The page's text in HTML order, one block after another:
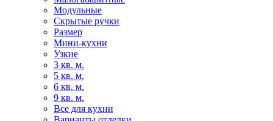
Модульные
Скрытые ручки
Размер
Мини-кухни
Узкие
3 кв. м.
5 кв. м.
6 кв. м.
9 кв. м.
Все для кухни